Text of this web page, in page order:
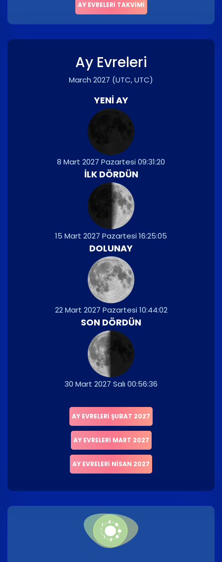
AY EVRELERI TAKVIMI
Ay Evreleri
March 2027 (UTC, UTC)
YENI AY
8 Mart 2027 Pazartesi 09:31:20
İLK DÖRDÜN
15 Mart 2027 Pazartesi 16:25:05
DOLUNAY
22 Mart 2027 Pazartesi 10:44:02
SON DÖRDÜN
30 Mart 2027 Salı 00:56:36
AY EVRELERI ŞUBAT 2027
AY EVRELERI MART 2027
AY EVRELERI NISAN 2027